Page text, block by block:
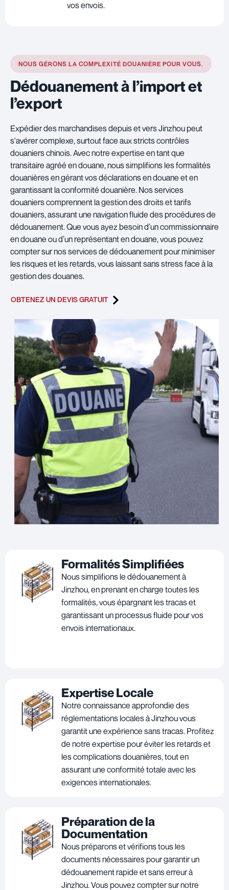
vos envois.
NOUS GÉRONS LA COMPLEXITÉ DOUANIÈRE POUR VOUS.
Dédouanement à l’import et
l’export
Expédier des marchandises depuis et vers Jinzhou peut
s'avérer complexe, surtout face aux stricts contrôles
douaniers chinois. Avec notre expertise en tant que
transitaire agréé en douane, nous simplifions les formalités
douanières en gérant vos déclarations en douane et en
garantissant la conformité douanière. Nos services
douaniers comprennent la gestion des droits et tarifs
douaniers, assurant une navigation fluide des procédures de
dédouanement. Que vous ayez besoin d’un commissionnaire
en douane ou d’un représentant en douane, vous pouvez
compter sur nos services de dédouanement pour minimiser
les risques et les retards, vous laissant sans stress face à la
gestion des douanes.
OBTENEZ UN DEVIS GRATUIT
Formalités Simplifiées
Nous simplifions le dédouanement à
Jinzhou, en prenant en charge toutes les
formalités, vous épargnant les tracas et
garantissant un processus fluide pour vos
envois internationaux.
Expertise Locale
Notre connaissance approfondie des
réglementations locales à Jinzhou vous
garantit une expérience sans tracas. Profitez
de notre expertise pour éviter les retards et
les complications douanières, tout en
assurant une conformité totale avec les
exigences internationales.
Préparation de la
Documentation
Nous préparons et vérifions tous les
documents nécessaires pour garantir un
dédouanement rapide et sans erreur à
Jinzhou. Vous pouvez compter sur notre